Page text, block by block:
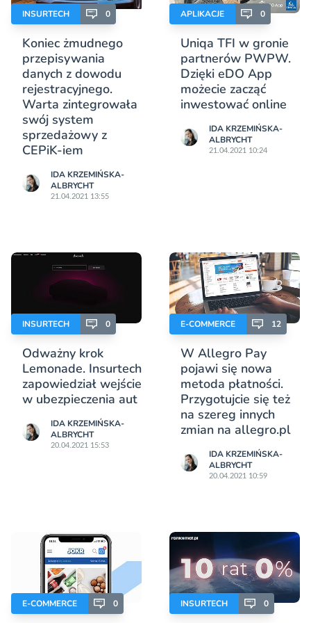
INSURTECH 0
Koniec żmudnego
przepisywania
danych z dowodu
rejestracyjnego.
Warta zintegrowała
swój system
sprzedażowy z
CEPiK-iem
IDA KRZEMIŃSKA-
ALBRYCHT
21.04.2021 13:55
APLIKACJE 0
Uniqa TFI w gronie
partnerów PWPW.
Dzięki eDO App
możecie zacząć
inwestować online
IDA KRZEMIŃSKA-
ALBRYCHT
21.04.2021 10:24
INSURTECH 0
Odważny krok
Lemonade. Insurtech
zapowiedział wejście
w ubezpieczenia aut
IDA KRZEMIŃSKA-
ALBRYCHT
20.04.2021 15:53
E-COMMERCE 12
W Allegro Pay
pojawi się nowa
metoda płatności.
Przygotujcie się też
na szereg innych
zmian na allegro.pl
IDA KRZEMIŃSKA-
ALBRYCHT
20.04.2021 10:59
E-COMMERCE 0 INSURTECH 0